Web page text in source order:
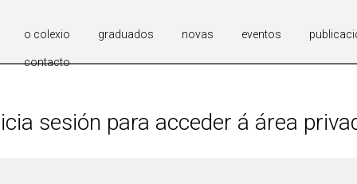
o colexio graduados novas eventos
contacto
sesión para acceder á área